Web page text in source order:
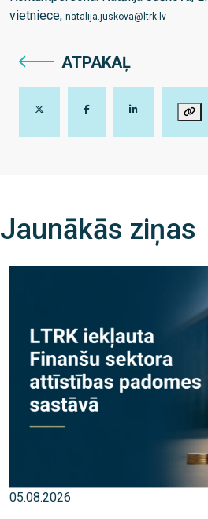
vietniece, natalija.juskova@ltrk.lv
ATPAKAĻ
Jaunākās ziņas
05.08.2026